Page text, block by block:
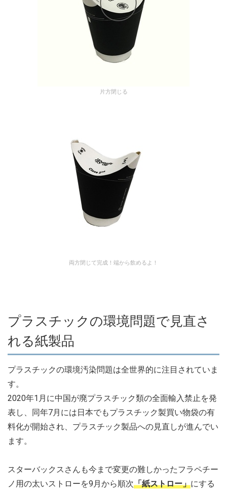
片方閉じる
両方閉じて完成！端から飲めるよ！
プラスチックの環境問題で見直さ
れる紙製品
プラスチックの環境汚染問題は全世界的に注目されていま
す。
2020年1月に中国が廃プラスチック類の全面輸入禁止を発
表し、同年7月には日本でもプラスチック製買い物袋の有
料化が開始され、プラスチック製品への見直しが進んでい
ます。
スターバックスさんも今まで変更の難しかったフラペチー
ノ用の太いストローを9月から順次「紙ストロー」にする